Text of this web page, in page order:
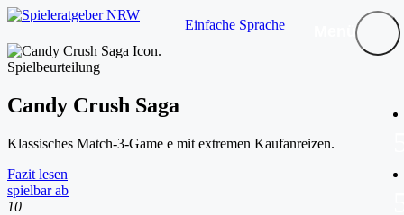
Einfache Sprache Menü
Spielbeurteilung
Candy Crush Saga
Klassisches Match-3-Game e mit extremen Kaufanreizen.
Fazit lesen
spielbar ab
10